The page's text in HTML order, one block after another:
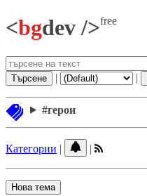
<bgdev />free
Търсене | |
#герои
Категории | |
Нова тема